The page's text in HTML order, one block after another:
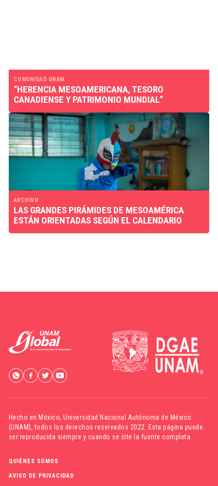
COMUNIDAD UNAM
“HERENCIA MESOAMERICANA, TESORO
CANADIENSE Y PATRIMONIO MUNDIAL”
ARCHIVO
LAS GRANDES PIRÁMIDES DE MESOAMÉRICA
ESTÁN ORIENTADAS SEGÚN EL CALENDARIO
Hecho en México,Universidad Nacional Autónoma de México
(UNAM), todos los derechos reservados 2022. Esta página puede
ser reproducida siempre y cuando se cite la fuente completa.
QUIÉNES SOMOS
AVISO DE PRIVACIDAD